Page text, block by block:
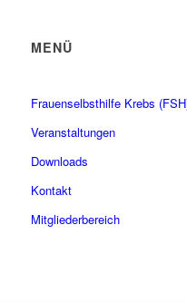
MENÜ
Frauenselbsthilfe Krebs
Veranstaltungen
Downloads
Kontakt
Mitgliederbereich